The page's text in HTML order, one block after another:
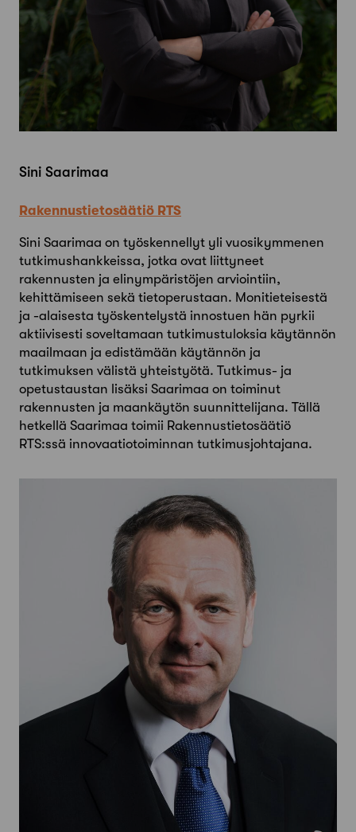
Sini Saarimaa
Rakennustietosäätiö RTS
Sini Saarimaa on työskennellyt yli vuosikymmenen
tutkimushankkeissa, jotka ovat liittyneet
rakennusten ja elinympäristöjen arviointiin,
kehittämiseen sekä tietoperustaan. Monitieteisestä
ja -alaisesta työskentelystä innostuen hän pyrkii
aktiivisesti soveltamaan tutkimustuloksia käytännön
maailmaan ja edistämään käytännön ja
tutkimuksen välistä yhteistyötä. Tutkimus- ja
opetustaustan lisäksi Saarimaa on toiminut
rakennusten ja maankäytön suunnittelijana. Tällä
hetkellä Saarimaa toimii Rakennustietosäätiö
RTS:ssä innovaatiotoiminnan tutkimusjohtajana.